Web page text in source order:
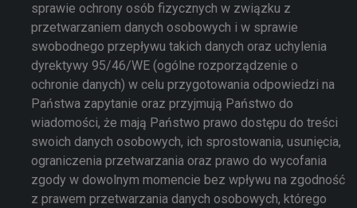
sprawie ochrony osób fizycznych w związku z
przetwarzaniem danych osobowych i w sprawie
swobodnego przepływu takich danych oraz uchylenia
dyrektywy 95/46/WE (ogólne rozporządzenie o
ochronie danych) w celu przygotowania odpowiedzi na
Państwa zapytanie oraz przyjmują Państwo do
wiadomości, że mają Państwo prawo dostępu do treści
swoich danych osobowych, ich sprostowania, usunięcia,
ograniczenia przetwarzania oraz prawo do wycofania
zgody w dowolnym momencie bez wpływu na zgodność
z prawem przetwarzania danych osobowych, którego